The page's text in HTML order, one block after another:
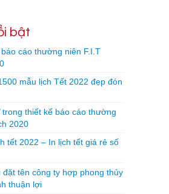
bật
cáo thường niên F.I.T
mẫu lịch Tết 2022 đẹp đón
trong thiết kế báo cáo thường
2020
tết 2022 – In lịch tết giá rẻ số
đặt tên công ty hợp phong thủy
thuận lợi